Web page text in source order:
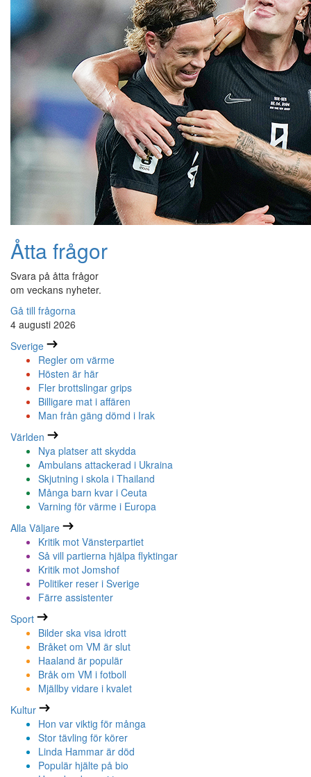
Åtta frågor
Svara på åtta frågor
om veckans nyheter.
Gå till frågorna
4 augusti 2026
Sverige
Regler om värme
Hösten är här
Fler brottslingar grips
Billigare mat i affären
Man från gäng dömd i Irak
Världen
Nya platser att skydda
Ambulans attackerad i Ukraina
Skjutning i skola i Thailand
Många barn kvar i Ceuta
Varning för värme i Europa
Alla Väljare
Kritik mot Vänsterpartiet
Så vill partierna hjälpa flyktingar
Kritik mot Jomshof
Politiker reser i Sverige
Färre assistenter
Sport
Bilder ska visa idrott
Bråket om VM är slut
Haaland är populär
Bråk om VM i fotboll
Mjällby vidare i kvalet
Kultur
Hon var viktig för många
Stor tävling för körer
Linda Hammar är död
Populär hjälte på bio